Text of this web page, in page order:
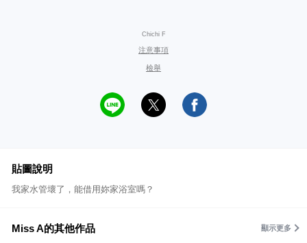
Chichi F
注意事項
檢舉
貼圖說明
我家水管壞了，能借用妳家浴室嗎？
Miss A的其他作品 顯示更多